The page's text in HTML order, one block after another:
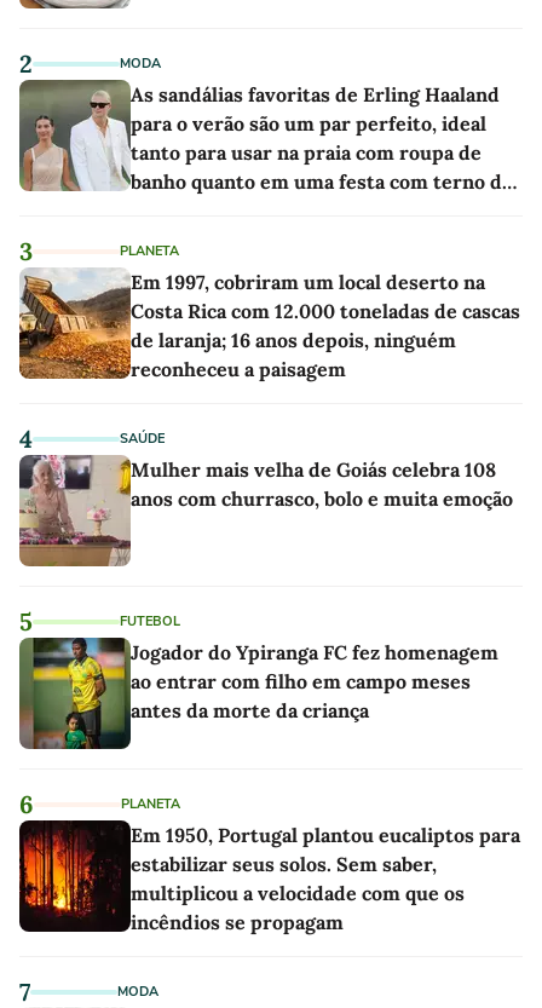
2 MODA
As sandálias favoritas de Erling Haaland
para o verão são um par perfeito, ideal
tanto para usar na praia com roupa de
banho quanto em uma festa com terno de
3 PLANETA
Em 1997, cobriram um local deserto na
Costa Rica com 12.000 toneladas de cascas
de laranja; 16 anos depois, ninguém
reconheceu a paisagem
4 SAÚDE
Mulher mais velha de Goiás celebra 108
anos com churrasco, bolo e muita emoção
5 FUTEBOL
Jogador do Ypiranga FC fez homenagem
ao entrar com filho em campo meses
antes da morte da criança
6 PLANETA
Em 1950, Portugal plantou eucaliptos para
estabilizar seus solos. Sem saber,
multiplicou a velocidade com que os
incêndios se propagam
7 MODA